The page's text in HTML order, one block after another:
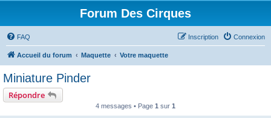
Forum Des Cirques
FAQ Connexion
Inscription
Accueil du forum Maquette Votre maquette
Miniature Pinder
Répondre
4 messages • Page 1 sur 1